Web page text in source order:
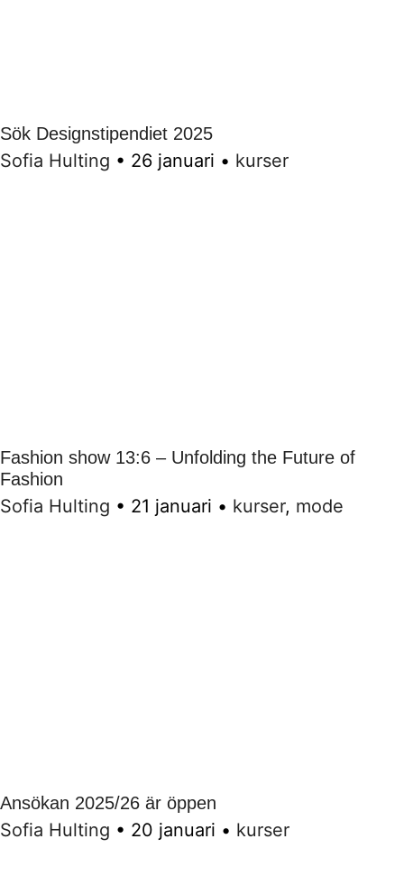
Sök Designstipendiet 2025
Sofia Hulting • 26 januari • kurser
Fashion show 13:6 – Unfolding the Future of
Fashion
Sofia Hulting • 21 januari • kurser, mode
Ansökan 2025/26 är öppen
Sofia Hulting • 20 januari • kurser